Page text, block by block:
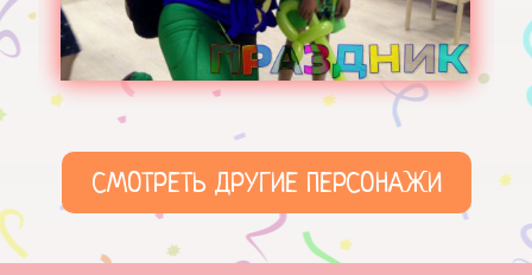
СМОТРЕТЬ ДРУГИЕ ПЕРСОНАЖИ